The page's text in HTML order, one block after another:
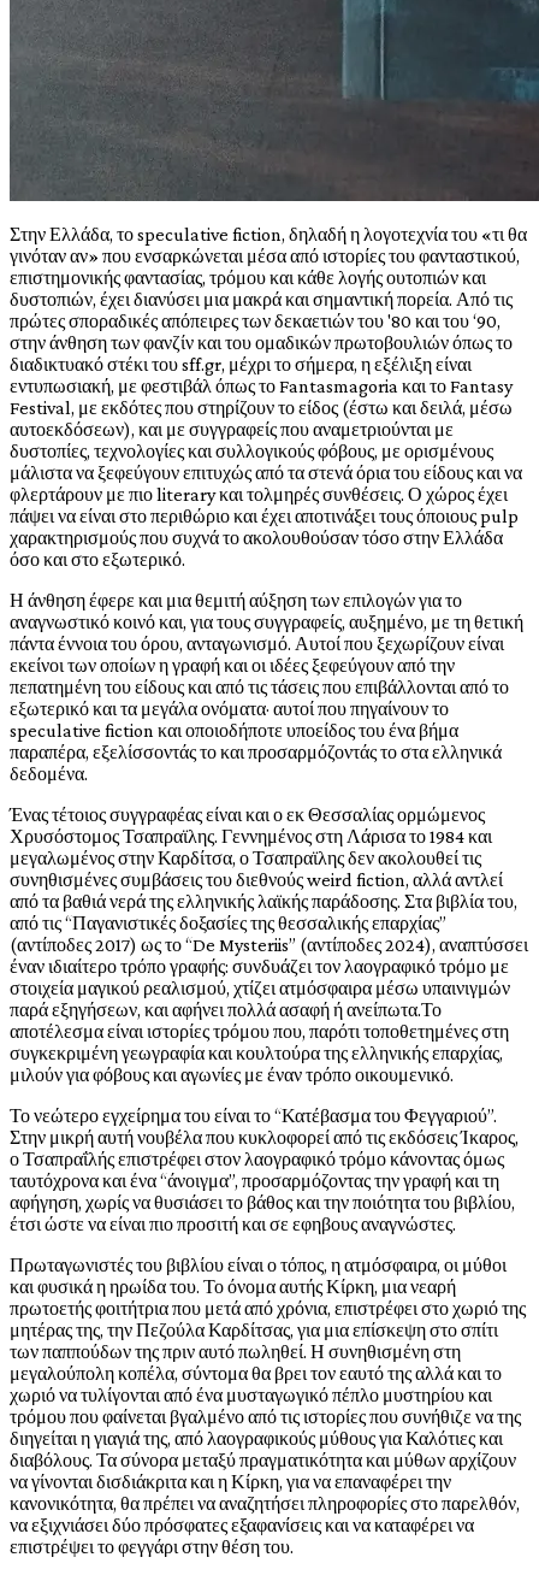
Στην Ελλάδα, το speculative fiction, δηλαδή η λογοτεχνία του «τι θα
γινόταν αν» που ενσαρκώνεται μέσα από ιστορίες του φανταστικού,
επιστημονικής φαντασίας, τρόμου και κάθε λογής ουτοπιών και
δυστοπιών, έχει διανύσει μια μακρά και σημαντική πορεία. Από τις
πρώτες σποραδικές απόπειρες των δεκαετιών του '80 και του ‘90,
στην άνθηση των φανζίν και του ομαδικών πρωτοβουλιών όπως το
διαδικτυακό στέκι του sff.gr, μέχρι το σήμερα, η εξέλιξη είναι
εντυπωσιακή, με φεστιβάλ όπως το Fantasmagoria και το Fantasy
Festival, με εκδότες που στηρίζουν το είδος (έστω και δειλά, μέσω
αυτοεκδόσεων), και με συγγραφείς που αναμετριούνται με
δυστοπίες, τεχνολογίες και συλλογικούς φόβους, με ορισμένους
μάλιστα να ξεφεύγουν επιτυχώς από τα στενά όρια του είδους και να
φλερτάρουν με πιο literary και τολμηρές συνθέσεις. Ο χώρος έχει
πάψει να είναι στο περιθώριο και έχει αποτινάξει τους όποιους pulp
χαρακτηρισμούς που συχνά το ακολουθούσαν τόσο στην Ελλάδα
όσο και στο εξωτερικό.
Η άνθηση έφερε και μια θεμιτή αύξηση των επιλογών για το
αναγνωστικό κοινό και, για τους συγγραφείς, αυξημένο, με τη θετική
πάντα έννοια του όρου, ανταγωνισμό. Αυτοί που ξεχωρίζουν είναι
εκείνοι των οποίων η γραφή και οι ιδέες ξεφεύγουν από την
πεπατημένη του είδους και από τις τάσεις που επιβάλλονται από το
εξωτερικό και τα μεγάλα ονόματα· αυτοί που πηγαίνουν το
speculative fiction και οποιοδήποτε υποείδος του ένα βήμα
παραπέρα, εξελίσσοντάς το και προσαρμόζοντάς το στα ελληνικά
δεδομένα.
Ένας τέτοιος συγγραφέας είναι και ο εκ Θεσσαλίας ορμώμενος
Χρυσόστομος Τσαπραϊλης. Γεννημένος στη Λάρισα το 1984 και
μεγαλωμένος στην Καρδίτσα, ο Τσαπραϊλης δεν ακολουθεί τις
συνηθισμένες συμβάσεις του διεθνούς weird fiction, αλλά αντλεί
από τα βαθιά νερά της ελληνικής λαϊκής παράδοσης. Στα βιβλία του,
από τις “Παγανιστικές δοξασίες της θεσσαλικής επαρχίας”
(αντίποδες 2017) ως το “De Mysteriis” (αντίποδες 2024), αναπτύσσει
έναν ιδιαίτερο τρόπο γραφής: συνδυάζει τον λαογραφικό τρόμο με
στοιχεία μαγικού ρεαλισμού, χτίζει ατμόσφαιρα μέσω υπαινιγμών
παρά εξηγήσεων, και αφήνει πολλά ασαφή ή ανείπωτα.Το
αποτέλεσμα είναι ιστορίες τρόμου που, παρότι τοποθετημένες στη
συγκεκριμένη γεωγραφία και κουλτούρα της ελληνικής επαρχίας,
μιλούν για φόβους και αγωνίες με έναν τρόπο οικουμενικό.
Το νεώτερο εγχείρημα του είναι το “Κατέβασμα του Φεγγαριού”.
Στην μικρή αυτή νουβέλα που κυκλοφορεί από τις εκδόσεις Ίκαρος,
ο Τσαπραΐλής επιστρέφει στον λαογραφικό τρόμο κάνοντας όμως
ταυτόχρονα και ένα “άνοιγμα”, προσαρμόζοντας την γραφή και τη
αφήγηση, χωρίς να θυσιάσει το βάθος και την ποιότητα του βιβλίου,
έτσι ώστε να είναι πιο προσιτή και σε εφηβους αναγνώστες.
Πρωταγωνιστές του βιβλίου είναι ο τόπος, η ατμόσφαιρα, οι μύθοι
και φυσικά η ηρωίδα του. Το όνομα αυτής Κίρκη, μια νεαρή
πρωτοετής φοιτήτρια που μετά από χρόνια, επιστρέφει στο χωριό της
μητέρας της, την Πεζούλα Καρδίτσας, για μια επίσκεψη στο σπίτι
των παππούδων της πριν αυτό πωληθεί. Η συνηθισμένη στη
μεγαλούπολη κοπέλα, σύντομα θα βρει τον εαυτό της αλλά και το
χωριό να τυλίγονται από ένα μυσταγωγικό πέπλο μυστηρίου και
τρόμου που φαίνεται βγαλμένο από τις ιστορίες που συνήθιζε να της
διηγείται η γιαγιά της, από λαογραφικούς μύθους για Καλότιες και
διαβόλους. Τα σύνορα μεταξύ πραγματικότητα και μύθων αρχίζουν
να γίνονται δισδιάκριτα και η Κίρκη, για να επαναφέρει την
κανονικότητα, θα πρέπει να αναζητήσει πληροφορίες στο παρελθόν,
να εξιχνιάσει δύο πρόσφατες εξαφανίσεις και να καταφέρει να
επιστρέψει το φεγγάρι στην θέση του.